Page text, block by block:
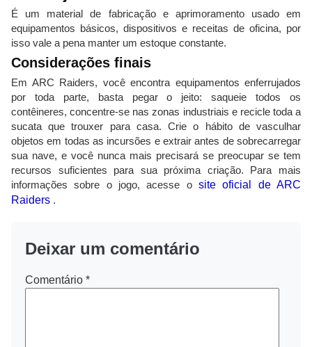
É um material de fabricação e aprimoramento usado em
equipamentos básicos, dispositivos e receitas de oficina, por
isso vale a pena manter um estoque constante.
Considerações finais
Em ARC Raiders, você encontra equipamentos enferrujados
por toda parte, basta pegar o jeito: saqueie todos os
contêineres, concentre-se nas zonas industriais e recicle toda a
sucata que trouxer para casa. Crie o hábito de vasculhar
objetos em todas as incursões e extrair antes de sobrecarregar
sua nave, e você nunca mais precisará se preocupar se tem
recursos suficientes para sua próxima criação. Para mais
informações sobre o jogo, acesse o site oficial de ARC
Raiders .
Deixar um comentário
Comentário *